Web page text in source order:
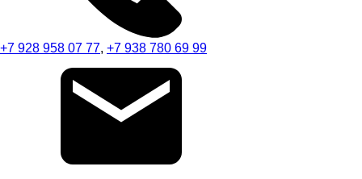
+7 928 958 07 77, +7 938 780 69 99